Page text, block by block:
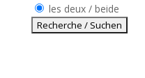
les deux / beide